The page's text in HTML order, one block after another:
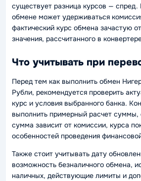
существует разница курсов — спред.
обмене может удерживаться
фактический курс обмена зачастую
значения, рассчитанного в
Что учитывать при
Перед тем как выполнить обмен
Рубли, рекомендуется проверить
курс и условия выбранного банка.
выполнить примерный расчет суммы,
сумма зависит от комиссии, курса
особенностей проведения
Также стоит учитывать дату
возможность безналичного обмена,
наличных, действующие лимиты и